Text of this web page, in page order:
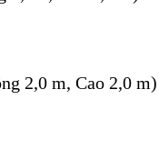
2,0 m, Cao 2,0 m)